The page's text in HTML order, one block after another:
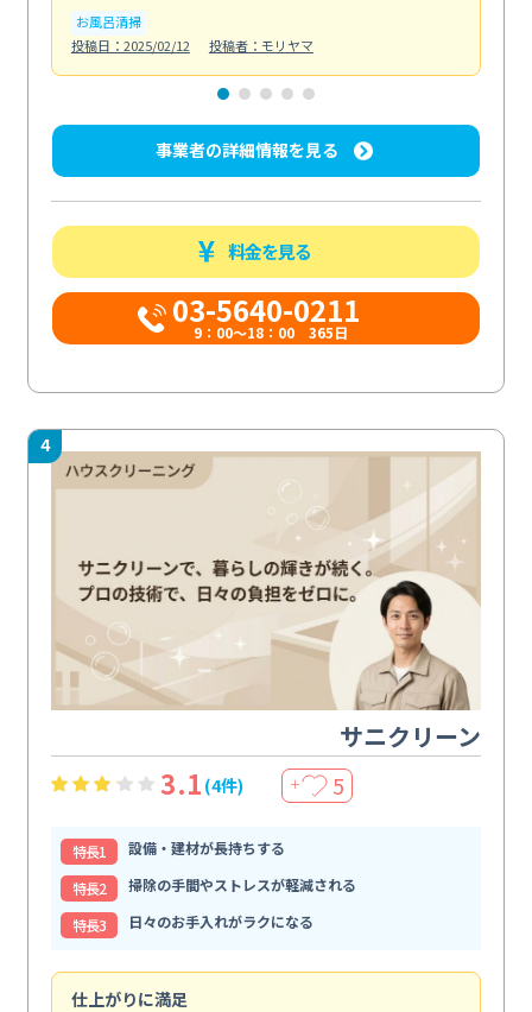
お風呂清掃
投稿日：2025/02/12
投稿者：モリヤマ
事業者の詳細情報を見る
料金を見る
03-5640-0211
9：00～18：00 365日
4
サニクリーン
3.1 (4件) ＋ 5
特⻑1
設備・建材が長持ちする
特⻑2
掃除の手間やストレスが軽減される
特⻑3
日々のお手入れがラクになる
仕上がりに満足